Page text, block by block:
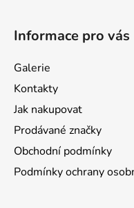
Informace pro vás
Galerie
Kontakty
Jak nakupovat
Prodávané značky
Obchodní podmínky
Podmínky ochrany